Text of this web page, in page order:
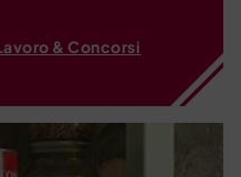
& Concorsi